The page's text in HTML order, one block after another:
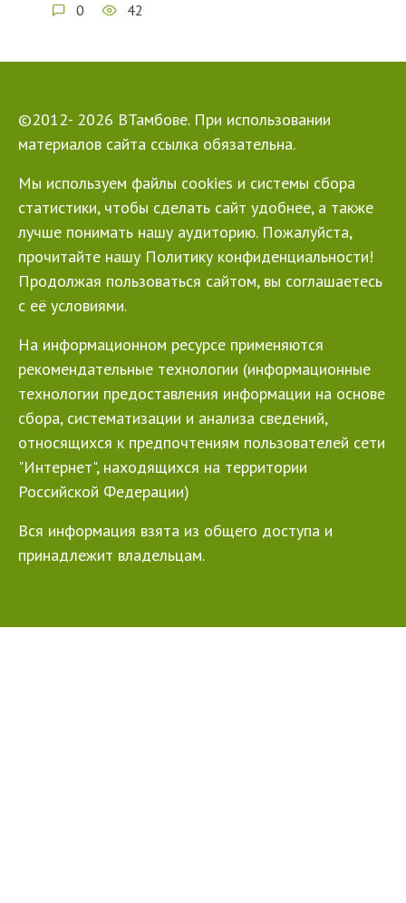
0 42
©2012- 2026 ВТамбове. При использовании
материалов сайта ссылка обязательна.
Мы используем файлы cookies и системы сбора
статистики, чтобы сделать сайт удобнее, а также
лучше понимать нашу аудиторию. Пожалуйста,
прочитайте нашу Политику конфиденциальности!
Продолжая пользоваться сайтом, вы соглашаетесь
с её условиями.
На информационном ресурсе применяются
рекомендательные технологии (информационные
технологии предоставления информации на основе
сбора, систематизации и анализа сведений,
относящихся к предпочтениям пользователей сети
"Интернет", находящихся на территории
Российской Федерации)
Вся информация взята из общего доступа и
принадлежит владельцам.